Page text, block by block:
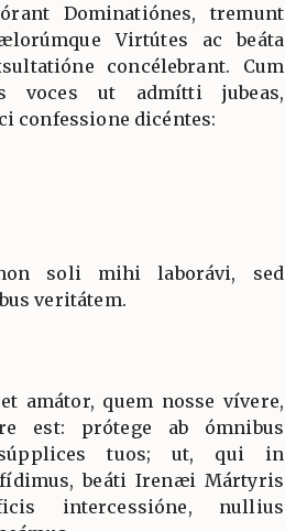
Dominatiónes, tremunt
Virtútes ac beáta
concélebrant. Cum
voces ut admítti jubeas,
confessione dicéntes:
soli mihi laborávi, sed
veritátem.
amátor, quem nosse vívere,
est: prótege ab ómnibus
súpplices tuos; ut, qui in
beáti Irenæi Mártyris
intercessióne, nullius